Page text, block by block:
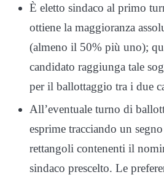
È eletto sindaco al primo
ottiene la maggioranza
(almeno il 50% più uno);
candidato raggiunga tale
per il ballottaggio tra i due
All’eventuale turno di
esprime tracciando un
rettangoli contenenti il
sindaco prescelto. Le